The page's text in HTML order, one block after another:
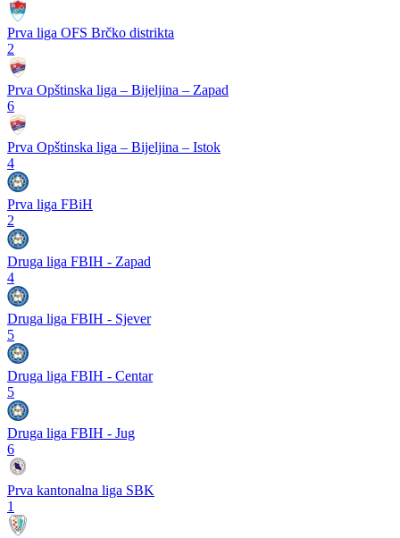
Prva liga OFS Brčko distrikta
2
Prva Opštinska liga – Bijeljina – Zapad
6
Prva Opštinska liga – Bijeljina – Istok
4
Prva liga FBiH
2
Druga liga FBIH - Zapad
4
Druga liga FBIH - Sjever
5
Druga liga FBIH - Centar
5
Druga liga FBIH - Jug
6
Prva kantonalna liga SBK
1